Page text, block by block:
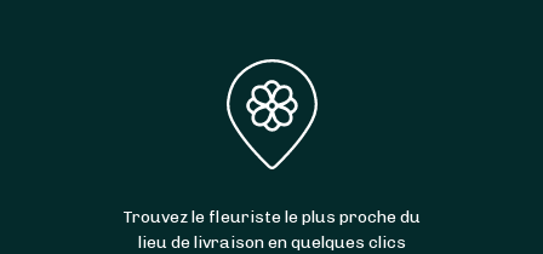
Trouvez le fleuriste le plus proche du
lieu de livraison en quelques clics